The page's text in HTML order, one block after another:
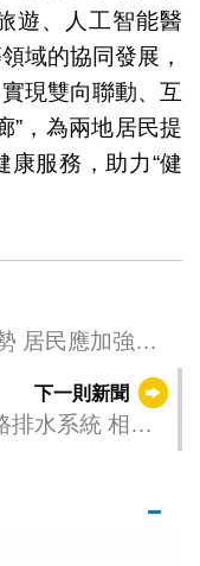
遊、人工智能醫
域的協同發展，
現雙向聯動、互
”，為兩地居民提
服務，助力“健
下一則新聞
排水系統 相關